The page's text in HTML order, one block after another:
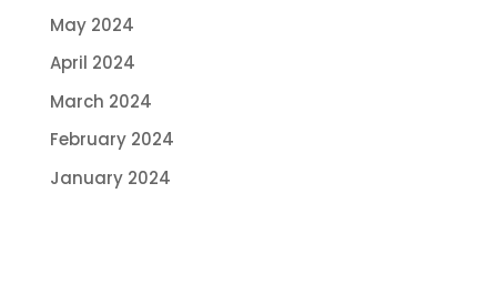
May 2024
April 2024
March 2024
February 2024
January 2024